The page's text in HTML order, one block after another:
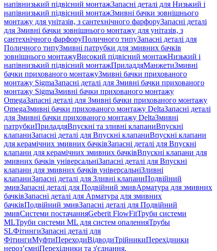
напівнизький підвісний монтажЗапасні деталі для Низький і
напівнизький підвісний монтажЗмивні бачки зовнішнього
монтажу для унітазів, з сантехнічного фарфоруЗапасні деталі
для Змивні бачки зовнішнього монтажу для унітазів, з
сантехнічного фарфоруПоличного типуЗапасні деталі для
Поличного типуЗмивні патрубки для змивних бачків
зовнішнього монтажуВисокий підвісний монтажНизький і
напівнизький підвісний монтажПриладдяМанжетиЗмивні
бачки прихованого монтажуЗмивні бачки прихованого
монтажу SigmaЗапасні деталі для Змивні бачки прихованого
монтажу SigmaЗмивні бачки прихованого монтажу
OmegaЗапасні деталі для Змивні бачки прихованого монтажу
OmegaЗмивні бачки прихованого монтажу DeltaЗапасні деталі
для Змивні бачки прихованого монтажу DeltaЗмивні
патрубкиПриладдяВпускні та зливні клапаниВпускні
клапаниЗапасні деталі для Впускні клапаниВпускні клапани
для керамічних змивних бачківЗапасні деталі для Впускні
клапани для керамічних змивних бачківВпускні клапани для
змивних бачків універсальніЗапасні деталі для Впускні
клапани для змивних бачків універсальніЗливні
клапаниЗапасні деталі для Зливні клапаниПодвійний
змивЗапасні деталі для Подвійний змивАрматура для змивних
бачкiвЗапасні деталі для Арматура для змивних
бачкiвПодвійний змивЗапасні деталі для Подвійний
змивСистеми постачанняGeberit FlowFitТруби системи
MLТруби системи ML для систем опаленняТрубы
SLФітингиЗапасні деталі для
ФітингиМуфтиПереходиВідводиТрійникиПерехідники
нероз’ємніПерехідники та з'єднання,